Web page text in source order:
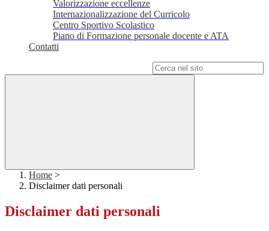
Valorizzazione eccellenze
Internazionalizzazione del Curricolo
Centro Sportivo Scolastico
Piano di Formazione personale docente e ATA
Contatti
Home >
Disclaimer dati personali
Disclaimer dati personali